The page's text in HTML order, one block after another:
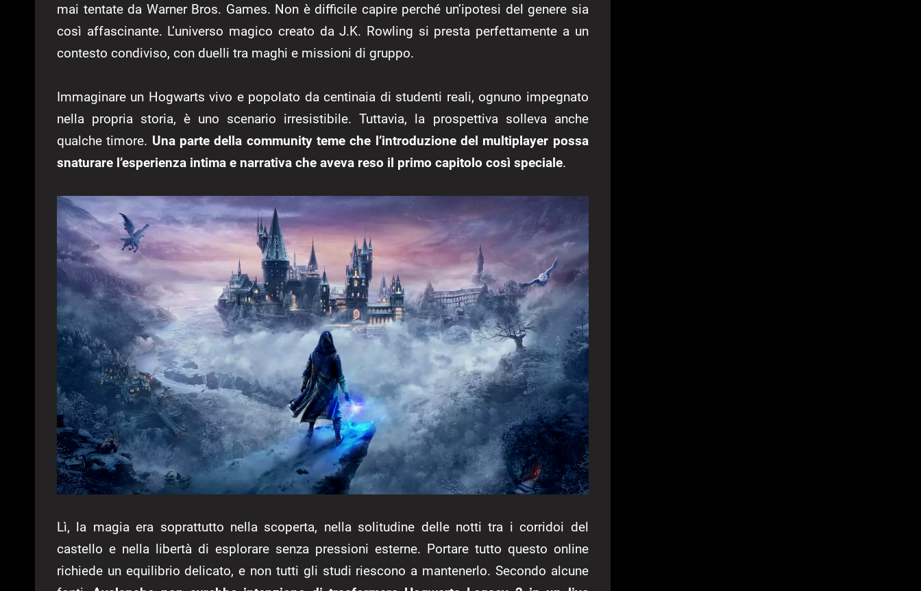
mai tentate da Warner Bros. Games. Non è difficile capire perché un’ipotesi del genere sia
così affascinante. L’universo magico creato da J.K. Rowling si presta perfettamente a un
contesto condiviso, con duelli tra maghi e missioni di gruppo.
Immaginare un Hogwarts vivo e popolato da centinaia di studenti reali, ognuno impegnato
nella propria storia, è uno scenario irresistibile. Tuttavia, la prospettiva solleva anche
qualche timore. Una parte della community teme che l’introduzione del multiplayer possa
snaturare l’esperienza intima e narrativa che aveva reso il primo capitolo così speciale.
Lì, la magia era soprattutto nella scoperta, nella solitudine delle notti tra i corridoi del
castello e nella libertà di esplorare senza pressioni esterne. Portare tutto questo online
richiede un equilibrio delicato, e non tutti gli studi riescono a mantenerlo. Secondo alcune